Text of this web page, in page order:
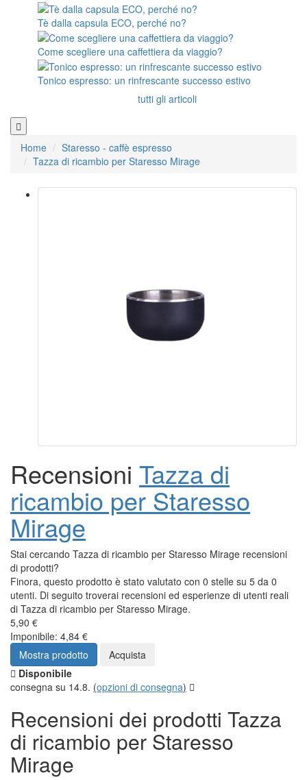
Tè dalla capsula ECO, perché no?
Come scegliere una caffettiera da viaggio?
Tonico espresso: un rinfrescante successo estivo
tutti gli articoli
Home
Staresso - caffè espresso
Tazza di ricambio per Staresso Mirage
Recensioni Tazza di
ricambio per Staresso
Mirage
Stai cercando Tazza di ricambio per Staresso Mirage recensioni
di prodotti?
Finora, questo prodotto è stato valutato con 0 stelle su 5 da 0
utenti. Di seguito troverai recensioni ed esperienze di utenti reali
di Tazza di ricambio per Staresso Mirage.
5,90 €
Imponibile: 4,84 €
Mostra prodotto
Acquista
Disponibile
consegna su 14.8. (opzioni di consegna)
Recensioni dei prodotti Tazza
di ricambio per Staresso
Mirage